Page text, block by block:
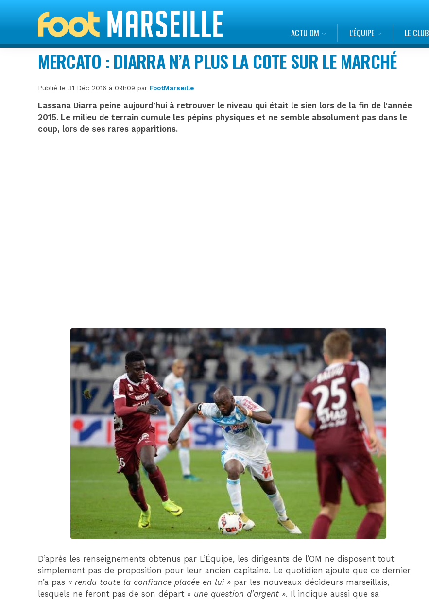
ACTU OM L’ÉQUIPE LE CLUB
MERCATO : DIARRA N’A PLUS LA COTE SUR LE MARCHÉ
Publié le 31 Déc 2016 à 09h09 par FootMarseille
Lassana Diarra peine aujourd’hui à retrouver le niveau qui était le sien lors de la fin de l’année
2015. Le milieu de terrain cumule les pépins physiques et ne semble absolument pas dans le
coup, lors de ses rares apparitions.
D’après les renseignements obtenus par L’Équipe, les dirigeants de l’OM ne disposent tout
simplement pas de proposition pour leur ancien capitaine. Le quotidien ajoute que ce dernier
n’a pas « rendu toute la confiance placée en lui » par les nouveaux décideurs marseillais,
lesquels ne feront pas de son départ « une question d’argent ». Il indique aussi que sa
DIM 30 AOÛT
20H45
MONACO